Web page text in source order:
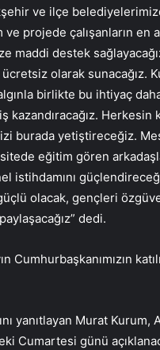
ve ilçe
ve projede çalışanların
maddi destek
olarak sunacağız.
birlikte bu ihtiyaç
kazandıracağız.
burada yetiştireceğiz.
eğitim gören
istihdamını
olacak, gençleri
dedi.
Cumhurbaşkanımızın
yanıtlayan Murat
Cumartesi günü